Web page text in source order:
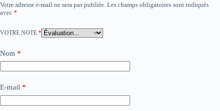
Votre adresse e-mail ne sera pas publiée. Les champs obligatoires sont indiqués
avec *
VOTRE NOTE *
Nom *
E-mail *